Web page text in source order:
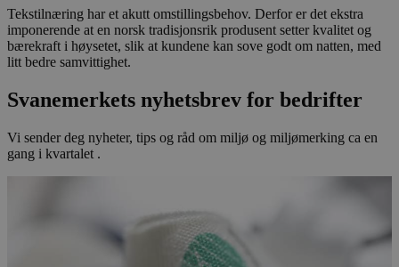
Tekstilnæring har et akutt omstillingsbehov. Derfor er det ekstra
imponerende at en norsk tradisjonsrik produsent setter kvalitet og
bærekraft i høysetet, slik at kundene kan sove godt om natten, med
litt bedre samvittighet.
Svanemerkets nyhetsbrev for bedrifter
Vi sender deg nyheter, tips og råd om miljø og miljømerking ca en
gang i kvartalet .